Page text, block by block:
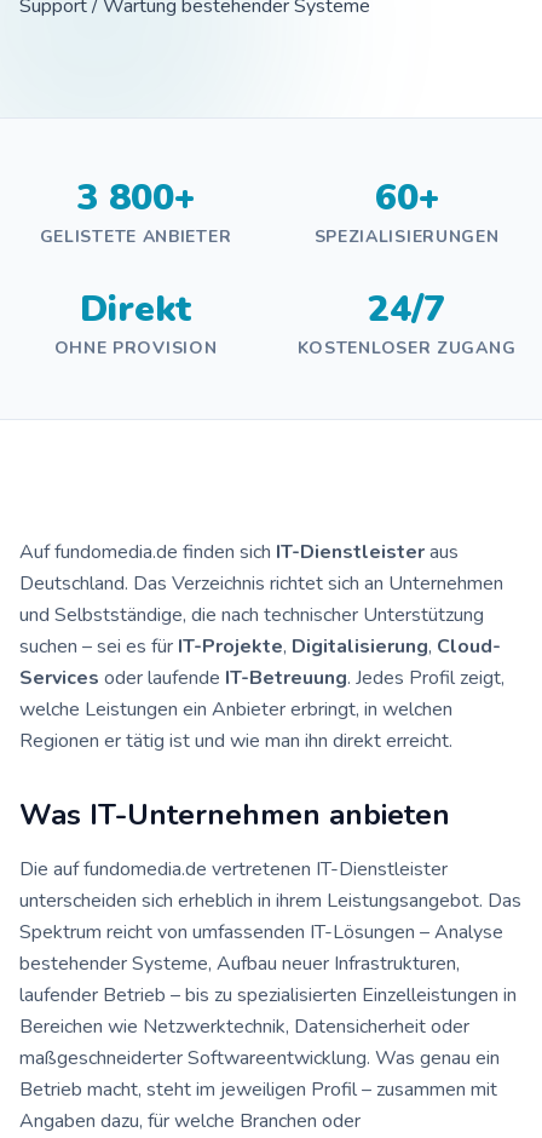
Support / Wartung bestehender Systeme
3 800+
GELISTETE ANBIETER
60+
SPEZIALISIERUNGEN
Direkt
OHNE PROVISION
24/7
KOSTENLOSER ZUGANG
Auf fundomedia.de finden sich IT-Dienstleisteraus
Deutschland. Das Verzeichnis richtet sich an Unternehmen
und Selbstständige, die nach technischer Unterstützung
suchen – sei es für IT-Projekte, Digitalisierung, Cloud-
Services oder laufende IT-Betreuung. Jedes Profil zeigt,
welche Leistungen ein Anbieter erbringt, in welchen
Regionen er tätig ist und wie man ihn direkt erreicht.
Was IT-Unternehmen anbieten
Die auf fundomedia.de vertretenen IT-Dienstleister
unterscheiden sich erheblich in ihrem Leistungsangebot. Das
Spektrum reicht von umfassenden IT-Lösungen – Analyse
bestehender Systeme, Aufbau neuer Infrastrukturen,
laufender Betrieb – bis zu spezialisierten Einzelleistungen in
Bereichen wie Netzwerktechnik, Datensicherheit oder
maßgeschneiderter Softwareentwicklung. Was genau ein
Betrieb macht, steht im jeweiligen Profil – zusammen mit
Angaben dazu, für welche Branchen oder